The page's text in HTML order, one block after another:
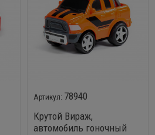
78940
Крутой Вираж,
автомобиль гоночный